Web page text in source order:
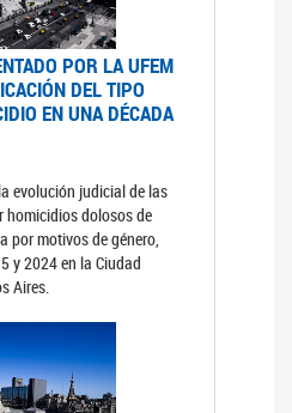
POR LA UFEM
DEL TIPO
EN UNA DÉCADA
evolución judicial de las
homicidios dolosos de
por motivos de género,
y 2024 en la Ciudad
Aires.